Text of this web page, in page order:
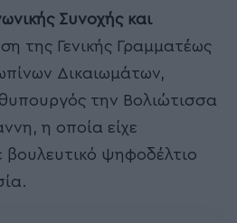
Συνοχής και
της Γενικής Γραμματέως
Δικαιωμάτων,
την Βολιώτισσα
η οποία είχε
βουλευτικό ψηφοδέλτιο